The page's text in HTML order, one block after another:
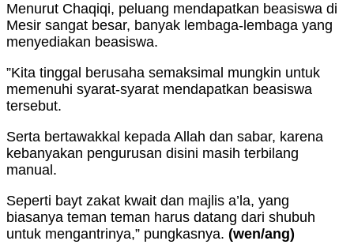
Menurut Chaqiqi, peluang mendapatkan beasiswa di
Mesir sangat besar, banyak lembaga-lembaga yang
menyediakan beasiswa.
”Kita tinggal berusaha semaksimal mungkin untuk
memenuhi syarat-syarat mendapatkan beasiswa
tersebut.
Serta bertawakkal kepada Allah dan sabar, karena
kebanyakan pengurusan disini masih terbilang
manual.
Seperti bayt zakat kwait dan majlis a’la, yang
biasanya teman teman harus datang dari shubuh
untuk mengantrinya,” pungkasnya. (wen/ang)